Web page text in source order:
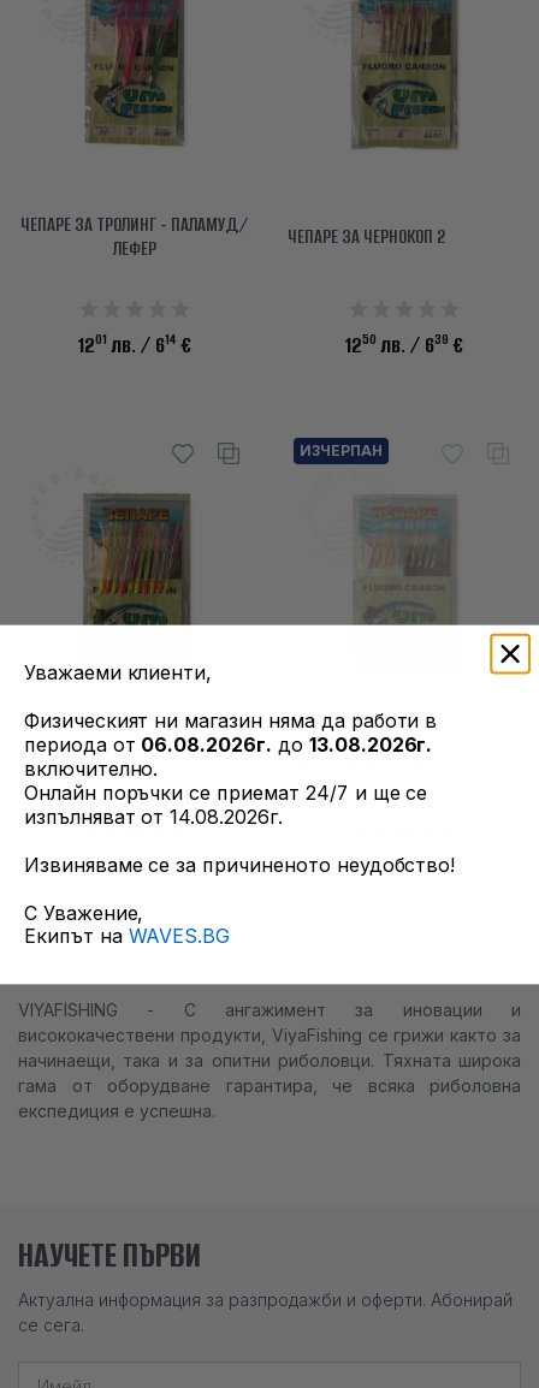
info@waves.bg
ЧЕПАРЕ ЗА ТРОЛИНГ - ПАЛАМУД/
ЛЕФЕР
1201 лв. / 614 €
ЧЕПАРЕ ЗА ЧЕРНОКОП 2
1250 лв. / 639 €
ЧЕПАРЕ ЗА ЧЕРНОКОП 1
851лв./ 435 €
ИЗЧЕРПАН
ЧЕПАРЕ ЗА САФРИД
749лв./ 383€
VIYAFISHING - С ангажимент за иновации и
висококачествени продукти, ViyaFishing се грижи както за
начинаещи, така и за опитни риболовци. Тяхната широка
гама от оборудване гарантира, че всяка риболовна
експедиция е успешна.
НАУЧЕТЕ ПЪРВИ
Актуална информация за разпродажби и оферти. Абонирай
се сега.
Уважаеми клиенти,
Физическият ни магазин няма да работи в
периода от 06.08.2026г. до 13.08.2026г.
включително.
Онлайн поръчки се приемат 24/7 и ще се
изпълняват от 14.08.2026г.
Извиняваме се за причиненото неудобство!
С Уважение,
Екипът на WAVES.BG